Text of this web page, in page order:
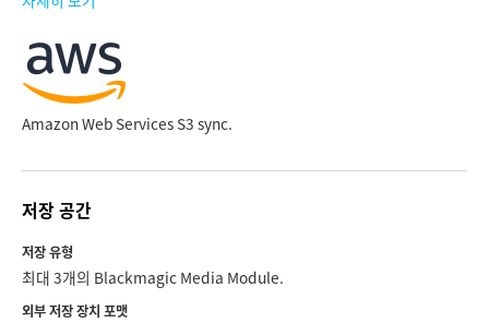
Amazon Web Services S3 sync.
저장 공간
저장 유형
최대 3개의 Blackmagic Media Module.
외부 저장 장치 포맷